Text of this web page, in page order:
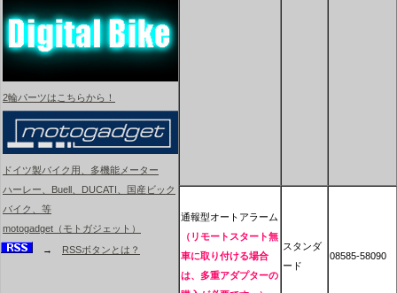
2輪パーツはこちらから！
ドイツ製バイク用、多機能メーター
ハーレー、Buell、DUCATI、国産ビック
バイク、等
motogadget（モトガジェット）
→ RSSボタンとは？
通報型オートアラーム
（リモートスタート無
車に取り付ける場合
は、多重アダプターの
スタンダ
ード
08585-58090